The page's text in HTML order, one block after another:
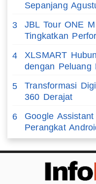
Sepanjang
3
JBL Tour ONE
Tingkatkan
4
XLSMART
dengan Peluang
5
Transformasi
360 Derajat
6
Google
Perangkat